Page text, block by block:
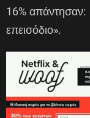
16% απάντησαν:
επεισόδιο».